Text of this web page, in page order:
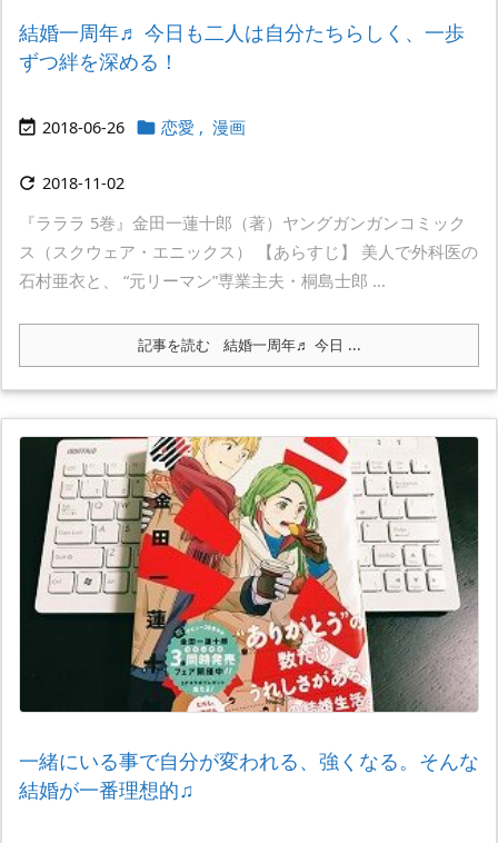
結婚一周年♬ 今日も二人は自分たちらしく、一歩
ずつ絆を深める！
 2018-06-26  恋愛 , 漫画
 2018-11-02
『ラララ 5巻』金田一蓮十郎（著）ヤングガンガンコミック
ス（スクウェア・エニックス） 【あらすじ】 美人で外科医の
石村亜衣と、 “元リーマン”専業主夫・桐島士郎 ...
記事を読む 結婚一周年♬ 今日 ...
一緒にいる事で自分が変われる、強くなる。そんな
結婚が一番理想的♫